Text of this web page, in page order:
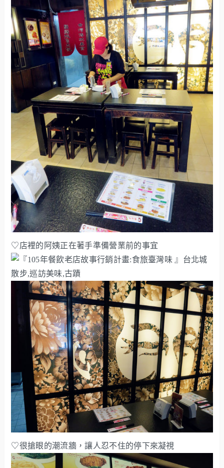
♡店裡的阿姨正在著手準備營業前的事宜
♡很搶眼的潮流牆，讓人忍不住的停下來凝視